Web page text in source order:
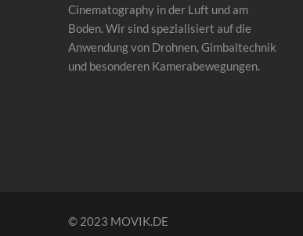
Cinematography in der Luft und am
Boden. Wir sind spezialisiert auf die
Anwendung von Drohnen, Gimbaltechnik
und besonderen Kamerabewegungen.
© 2023 MOVIK.DE